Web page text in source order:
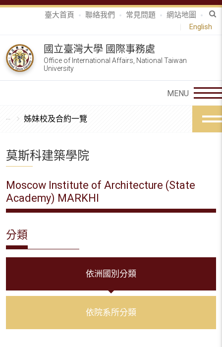
臺大首頁 聯絡我們 常見問題
網站地圖
English
國立臺灣大學 國際事務處
Office of International Affairs, National Taiwan
University
姊妹校及合約一覽
莫斯科建築學院
Moscow Institute of Architecture (State
Academy) MARKHI
分類
依洲國別分類
依院系所分類